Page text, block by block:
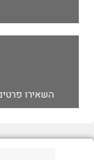
השאירו